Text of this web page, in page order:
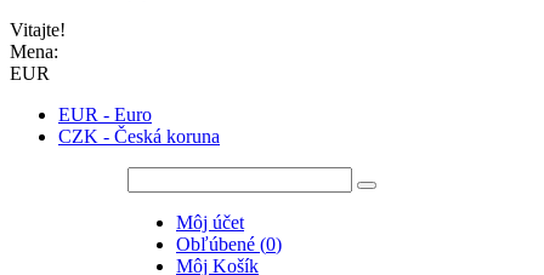
Vitajte!
Mena:
EUR
EUR - Euro
CZK - Česká koruna
Môj účet
Obľúbené (0)
Môj Košík